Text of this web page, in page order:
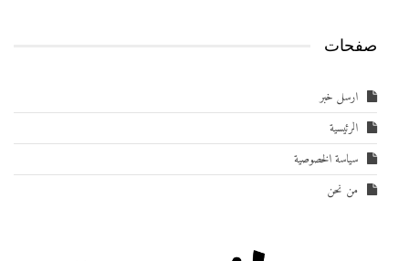
صفحات
ارسل خبر
الرئيسية
سياسة الخصوصية
من نحن